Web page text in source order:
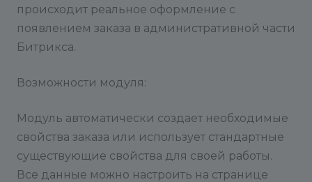
происходит реальное оформление с
появлением заказа в административной части
Битрикса.
Возможности модуля:
Модуль автоматически создает необходимые
свойства заказа или использует стандартные
существующие свойства для своей работы.
Все данные можно настроить на странице